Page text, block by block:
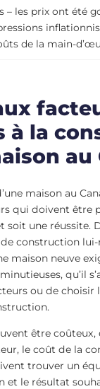
– les prix ont été
de la main-
à la
au
maison au
qui doivent être
soit une réussite.
construction lui-
maison neuve
qu’il
ou de choisir
être coûteux,
le coût de la
trouver un
et le résultat